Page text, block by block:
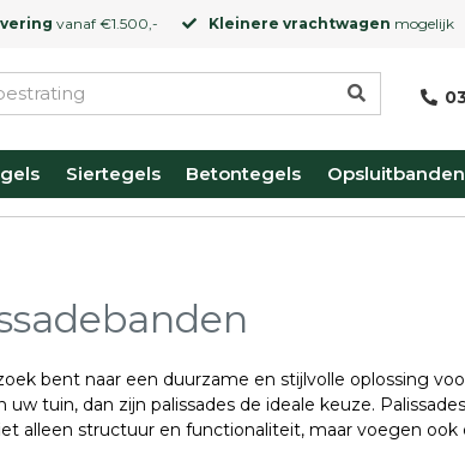
vanaf €1.500,- Kleinere vrachtwagen mogelijk
Siertegels Betontegels Opsluitbanden
bent naar een duurzame en stijlvolle oplossing
uw tuin, dan zijn palissades de ideale keuze.
alleen structuur en functionaliteit, maar voegen